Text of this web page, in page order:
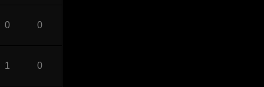
0 0
1 0